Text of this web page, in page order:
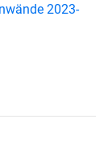
2023-